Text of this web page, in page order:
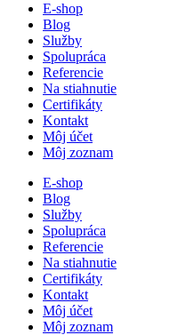
E-shop
Blog
Služby
Spolupráca
Referencie
Na stiahnutie
Certifikáty
Kontakt
Môj účet
Môj zoznam
E-shop
Blog
Služby
Spolupráca
Referencie
Na stiahnutie
Certifikáty
Kontakt
Môj účet
Môj zoznam